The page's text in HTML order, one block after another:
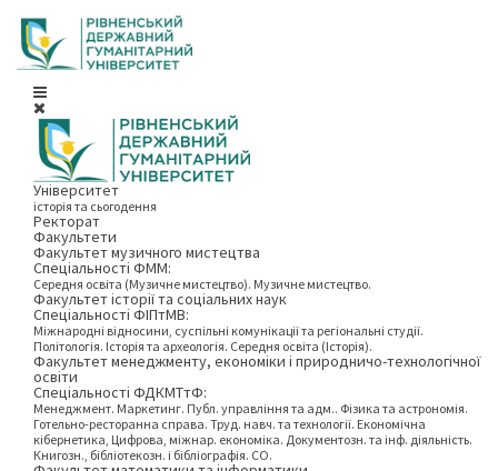
Університет
історія та сьогодення
Ректорат
Факультети
Факультет музичного мистецтва
Спеціальності ФММ:
Середня освіта (Музичне мистецтво). Музичне мистецтво.
Факультет історії та соціальних наук
Спеціальності ФІПтМВ:
Міжнародні відносини, суспільні комунікації та регіональні студії.
Політологія. Історія та археологія. Середня освіта (Історія).
Факультет менеджменту, економіки і природничо-технологічної
освіти
Спеціальності ФДКМТтФ:
Менеджмент. Маркетинг. Публ. управління та адм.. Фізика та астрономія.
Готельно-ресторанна справа. Труд. навч. та технології. Економічна
кібернетика, Цифрова, міжнар. економіка. Документозн. та інф. діяльність.
Книгозн., бібліотекозн. і бібліографія. СО.